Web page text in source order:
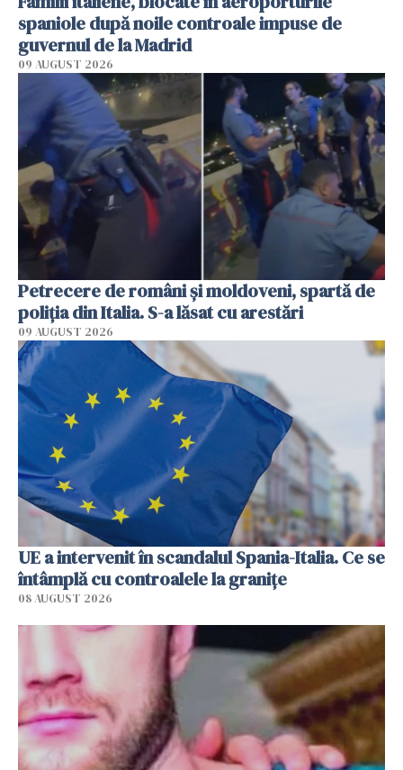
spaniole după noile controale impuse de
guvernul de la Madrid
09 AUGUST 2026
Petrecere de români și moldoveni, spartă de
poliția din Italia. S-a lăsat cu arestări
09 AUGUST 2026
UE a intervenit în scandalul Spania-Italia. Ce se
întâmplă cu controalele la granițe
08 AUGUST 2026